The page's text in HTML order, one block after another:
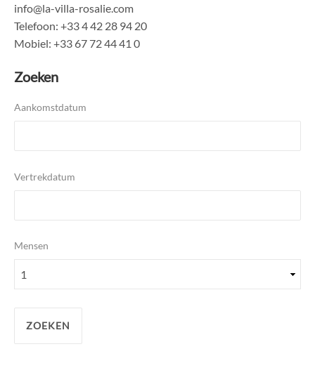
info@la-villa-rosalie.com
Telefoon: +33 4 42 28 94 20
Mobiel: +33 67 72 44 41 0
Zoeken
Aankomstdatum
Vertrekdatum
Mensen